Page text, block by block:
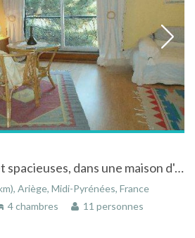
4 chambres claires et spacieuses, dans une maison d'artiste à l' accueil convivial à Laroque-d'Olmes
Ariège, Midi-Pyrénées, France
4 chambres 11 personnes